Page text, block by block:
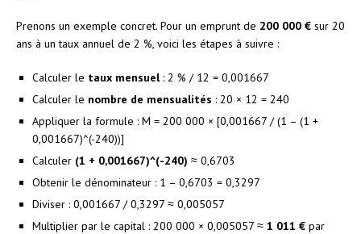
Prenons un exemple concret. Pour un emprunt de 200 000 € sur 20
ans à un taux annuel de 2 %, voici les étapes à suivre :
Calculer le taux mensuel: 2 % / 12 = 0,001667
Calculer le nombre de mensualités : 20 × 12 = 240
Appliquer la formule : M = 200 000 × [0,001667 / (1 – (1 +
0,001667)^(-240))]
Calculer (1 + 0,001667)^(-240) ≈ 0,6703
Obtenir le dénominateur : 1 – 0,6703 = 0,3297
Diviser : 0,001667 / 0,3297 ≈ 0,005057
Multiplier par le capital : 200 000 × 0,005057 ≈ 1 011 € par